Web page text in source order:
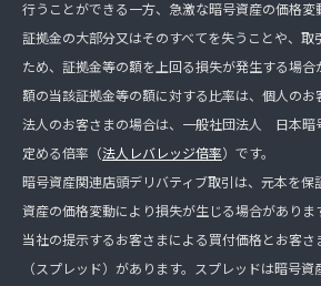
行うことができる一方、急激な暗号資産の価格変
証拠金の大部分又はそのすべてを失うことや、取
ため、証拠金等の額を上回る損失が発生する場合
額の当該証拠金等の額に対する比率は、個人のお
法人のお客さまの場合は、一般社団法人 日本暗
定める倍率（法人レバレッジ倍率）です。
暗号資産関連店頭デリバティブ取引は、元本を
資産の価格変動により損失が生じる場合がありま
当社の提示するお客さまによる買付価格とお客
（スプレッド）があります。スプレッドは暗号